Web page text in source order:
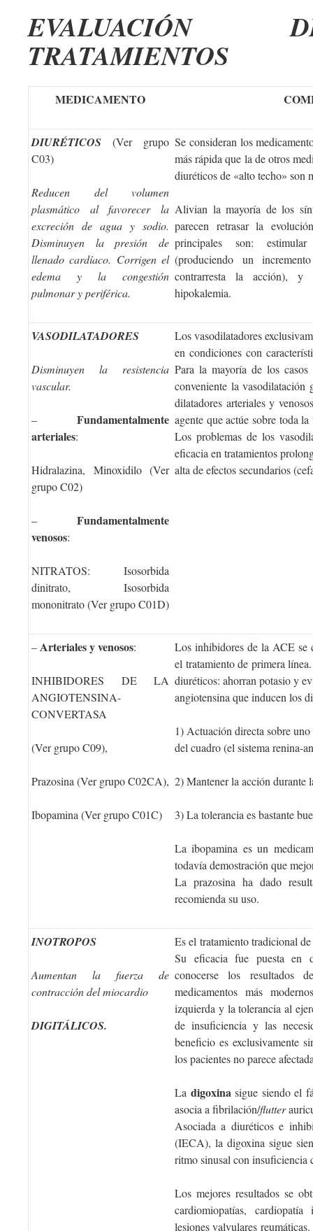
TRATAMIENTOS
MEDICAMENTO
DIURÉTICOS (Ver grupo
C03)
Reducen del volumen
plasmático al favorecer la
excreción de agua y sodio.
Disminuyen la presión de
llenado cardíaco. Corrigen el
edema y la congestión
pulmonar y periférica.
Se consideran los
más rápida que la de otros
diuréticos de «alto techo» son
Alivian la mayoría de los
parecen retrasar la
principales son:
(produciendo un
contrarresta la acción), y
hipokalemia.
VASODILATADORES
Disminuyen la resistencia
vascular.
– Fundamentalmente
arteriales:
Hidralazina, Minoxidilo (Ver
grupo C02)
– Fundamentalmente
venosos:
NITRATOS: Isosorbida
dinitrato, Isosorbida
mononitrato (Ver grupo C01D)
Los vasodilatadores
en condiciones con
Para la mayoría de los
conveniente la vasodilatación
dilatadores arteriales y
agente que actúe sobre toda
Los problemas de los
eficacia en tratamientos
alta de efectos secundarios
–Arteriales y venosos:
INHIBIDORES DE LA
ANGIOTENSINA-
CONVERTASA
(Ver grupo C09),
Prazosina (Ver grupo C02CA),
Ibopamina (Ver grupo C01C)
Los inhibidores de la ACE se
el tratamiento de primera
diuréticos: ahorran potasio y
angiotensina que inducen los
1) Actuación directa sobre
del cuadro (el sistema renina-
2) Mantener la acción durante
3) La tolerancia es bastante
La ibopamina es un
todavía demostración que
La prazosina ha dado
recomienda su uso.
INOTROPOS
Aumentan la fuerza de
contracción del miocardio
DIGITÁLICOS.
Es el tratamiento tradicional
Su eficacia fue puesta en
conocerse los resultados
medicamentos más
izquierda y la tolerancia al
de insuficiencia y las
beneficio es exclusivamente
los pacientes no parece
La digoxinasigue siendo el
asocia a fibrilación/flutter
Asociada a diuréticos e
(IECA), la digoxina sigue
ritmo sinusal con insuficiencia
Los mejores resultados se
cardiomiopatías,
lesiones valvulares